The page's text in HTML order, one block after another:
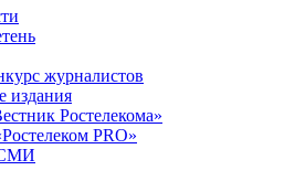
журналистов
издания
Ростелекома»
PRO»
СМИ